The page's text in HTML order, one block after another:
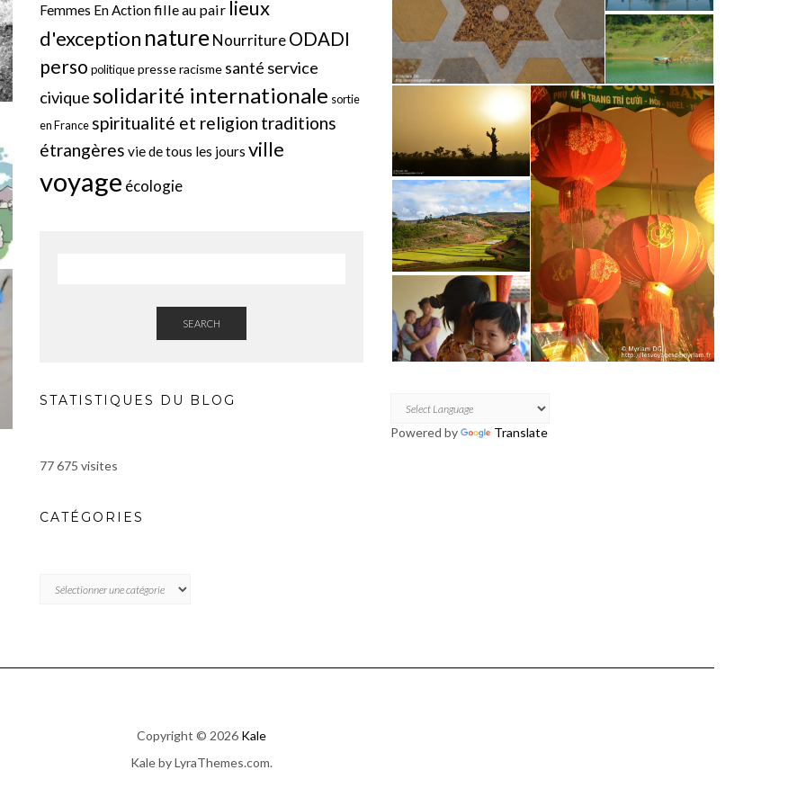
Femmes En Actionfille au pair lieux
d'exception natureNourritureODADI
perso politiquepresseracisme santé service
civiquesolidarité internationale sortie
en France spiritualité et religion traditions
étrangères vie de tous les jours ville
voyage écologie
SEARCH
STATISTIQUES DU BLOG
77 675 visites
CATÉGORIES
Powered by Translate
Copyright © 2026 Kale
Kaleby LyraThemes.com.